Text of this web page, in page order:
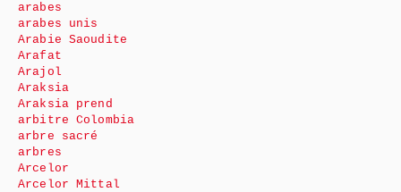
arabes
arabes unis
Arabie Saoudite
Arafat
Arajol
Araksia
Araksia prend
arbitre Colombia
arbre sacré
arbres
Arcelor
Arcelor Mittal